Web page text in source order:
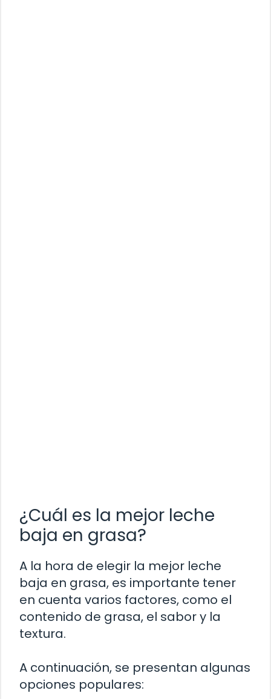
¿Cuál es la mejor leche
baja en grasa?
A la hora de elegir la mejor leche
baja en grasa, es importante tener
en cuenta varios factores, como el
contenido de grasa, el sabor y la
textura.
A continuación, se presentan algunas
opciones populares: